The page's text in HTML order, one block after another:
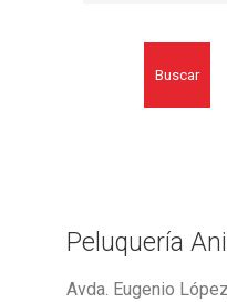
Buscar
Peluquería
Avda. Eugenio